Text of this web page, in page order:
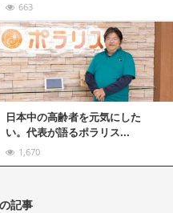
663
日本中の高齢者を元気にした
い。代表が語るポラリス...
1,670
記事